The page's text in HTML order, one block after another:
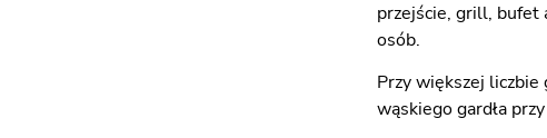
przejście, grill, bufet
osób.
Przy większej
wąskiego gardła